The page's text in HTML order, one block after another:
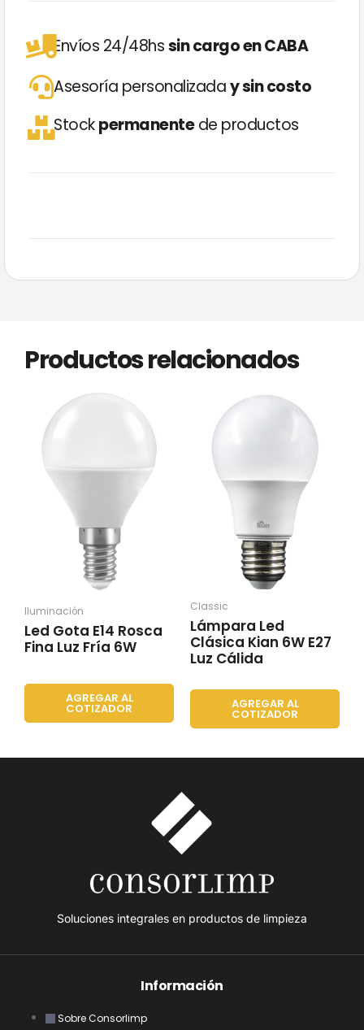
Envíos 24/48hssin cargo en CABA
Asesoría personalizaday sin costo
Stockpermanentede productos
Productos relacionados
Iluminación
Led Gota E14 Rosca
Fina Luz Fría 6W
AGREGAR AL
COTIZADOR
Classic
Lámpara Led
Clásica Kian 6W E27
Luz Cálida
AGREGAR AL
COTIZADOR
Soluciones integrales en productos de limpieza
Información
Sobre Consorlimp